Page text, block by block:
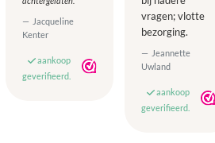
Jacqueline
Kenter
aankoop
geverifieerd.
vragen; vlotte
bezorging.
Jeannette
Uwland
aankoop
geverifieerd.